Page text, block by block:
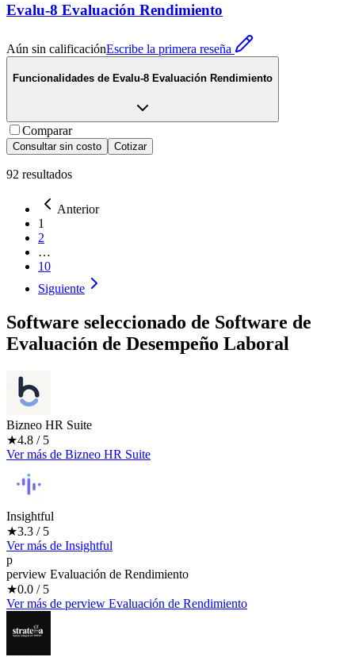
Evalu-8 Evaluación Rendimiento
Aún sin calificaciónEscribe la primera reseña
Funcionalidades de Evalu-8 Evaluación Rendimiento
Comparar
Consultar sin costo Cotizar
92 resultados
Anterior
1
2
…
10
Siguiente
Software seleccionado de Software de
Evaluación de Desempeño Laboral
Bizneo HR Suite
★4.8 / 5
Ver más de Bizneo HR Suite
Insightful
★3.3 / 5
Ver más de Insightful
p
perview Evaluación de Rendimiento
★0.0 / 5
Ver más de perview Evaluación de Rendimiento